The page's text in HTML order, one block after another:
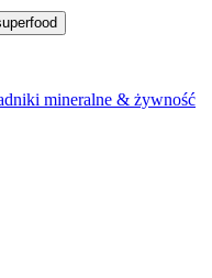
mineralne & żywność